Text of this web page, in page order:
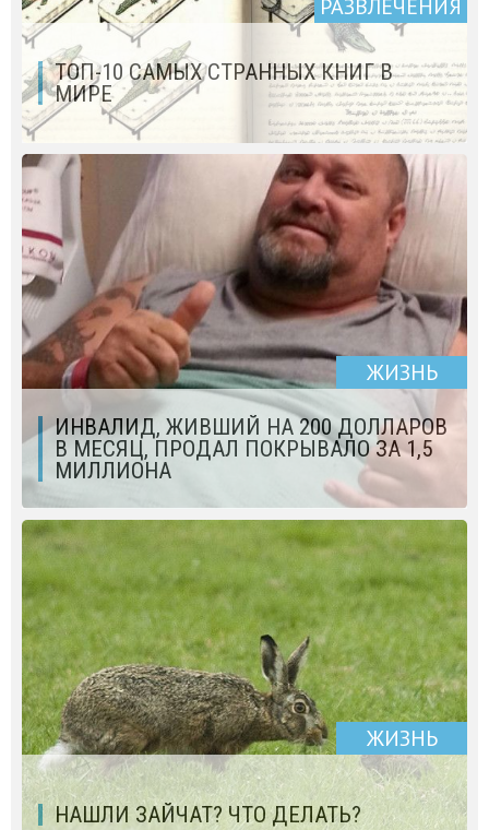
РАЗВЛЕЧЕНИЯ
ТОП-10 САМЫХ СТРАННЫХ КНИГ В
МИРЕ
ЖИЗНЬ
ИНВАЛИД, ЖИВШИЙ НА 200 ДОЛЛАРОВ
В МЕСЯЦ, ПРОДАЛ ПОКРЫВАЛО ЗА 1,5
МИЛЛИОНА
ЖИЗНЬ
НАШЛИ ЗАЙЧАТ? ЧТО ДЕЛАТЬ?